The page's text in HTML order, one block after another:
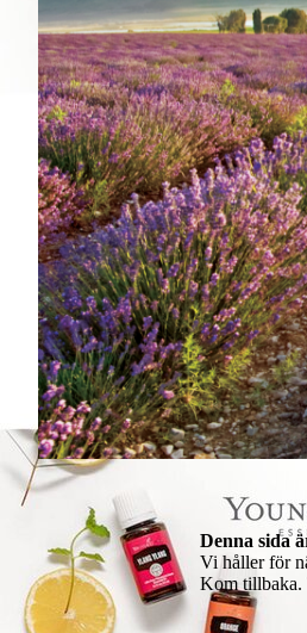
Denna sida
Vi håller för
Kom tillbaka.